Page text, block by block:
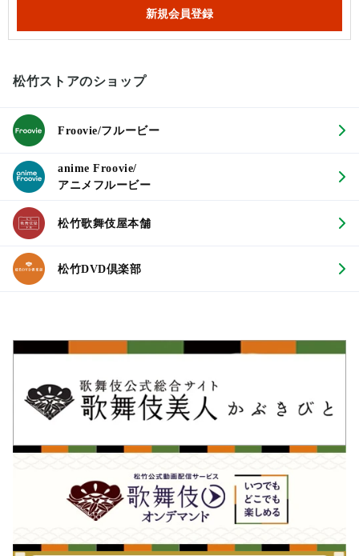
松竹ストアのショップ
Froovie/フルービー
anime Froovie/
アニメフルービー
松竹歌舞伎屋本舗
松竹DVD倶楽部